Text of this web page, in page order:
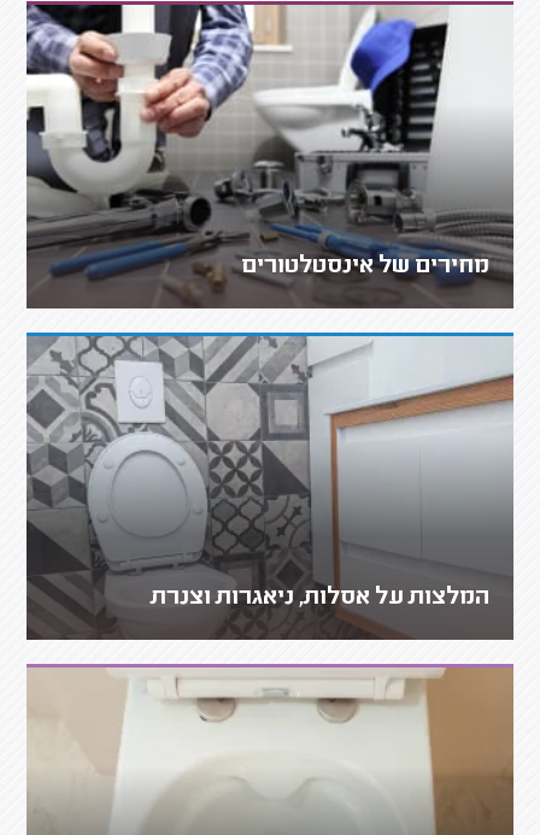
מחירים של אינסטלטורים
המלצות על אסלות, ניאגרות וצנרת